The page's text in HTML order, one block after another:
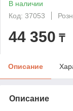
В наличии
Код: 37053
44 350 ₸
Описание
Описание